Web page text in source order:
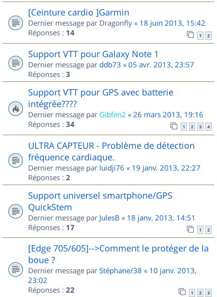
[Ceinture cardio ]Garmin
Dernier message par Dragonfly « 18 juin 2013, 15:42
Réponses : 14 1 2
Support VTT pour Galaxy Note 1
Dernier message par ddb73 « 05 avr. 2013, 23:57
Réponses : 3
Support VTT pour GPS avec batterie
intégrée????
Dernier message par Gibfen2 « 26 mars 2013, 19:16
Réponses : 34 1 2 3 4
ULTRA CAPTEUR - Problème de détection
fréquence cardiaque.
Dernier message par luidji76 « 19 janv. 2013, 22:27
Réponses : 2
Support universel smartphone/GPS
QuickStem
Dernier message par JulesB « 18 janv. 2013, 14:51
Réponses : 17 1 2
[Edge 705/605]-->Comment le protéger de la
boue ?
Dernier message par Stéphane/38 « 10 janv. 2013,
23:02
Réponses : 22 1 2 3